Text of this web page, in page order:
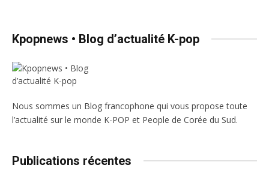
Kpopnews • Blog d’actualité K-pop
Nous sommes un Blog francophone qui vous propose toute
l’actualité sur le monde K-POP et People de Corée du Sud.
Publications récentes